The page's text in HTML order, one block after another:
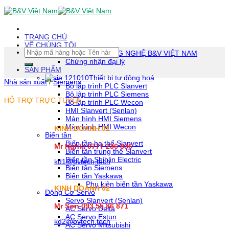
Skip
To
(tạm
dịch)
TRANG CHỦ
VỀ CHÚNG TÔI
CÔNG TY TNHH CÔNG NGHỆ B&V VIỆT NAM
Chứng nhận đại lý
SẢN PHẨM
Thiết bị tự động hoá
Bộ lập trình PLC Slanvert
Bộ lập trình PLC Siemens
Bộ lập trình PLC Wecon
HMI Slanvert (Senlan)
Màn hình HMI Siemens
Màn hình HMI Wecon
Biến tần
Biến tần hạ thế Slanvert
Biến tần trung thế Slanvert
Biến tần Shihlin Electric
Biến tần Siemens
Biến tần Yaskawa
Phụ kiện biến tần Yaskawa
Động Cơ Servo
Servo Slanvert (Senlan)
AC Servo Delta
AC Servo Estun
AC Servo Mitsubishi
Tìm
kiếm:
Nhà sản xuất / Siemens
HỖ TRỢ TRỰC TUYẾN
KINH DOANH 01
Mr Nghĩa 0777 236 836
kd1@bvtech.tech
KINH DOANH02
Mr Sơn093 55 86 871
kd2@bvtech.tech